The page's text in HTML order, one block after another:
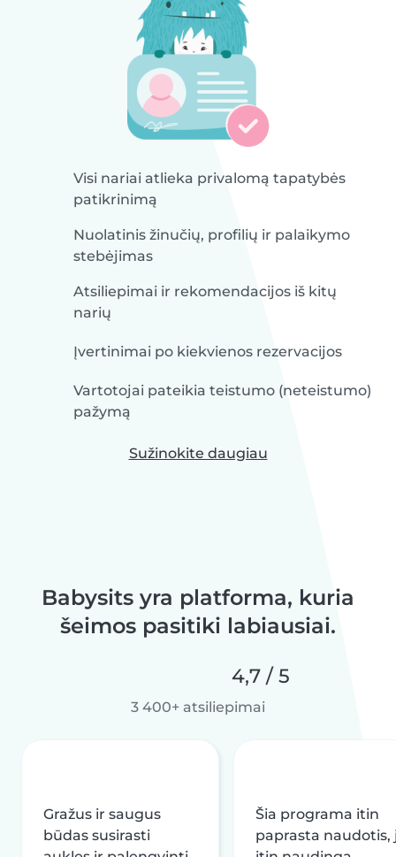
Visi nariai atlieka privalomą tapatybės
patikrinimą
Nuolatinis žinučių, profilių ir palaikymo
stebėjimas
Atsiliepimai ir rekomendacijos iš kitų
narių
Įvertinimai po kiekvienos rezervacijos
Vartotojai pateikia teistumo (neteistumo)
pažymą
Sužinokite daugiau
Babysits yra platforma, kuria
šeimos pasitiki labiausiai.
4,7 / 5
3 400+ atsiliepimai
Gražus ir saugus
būdas susirasti
Šia programa itin
paprasta naudotis,